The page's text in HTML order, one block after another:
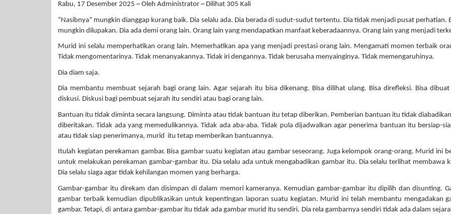
Rabu, 17 Desember 2025 ~ Oleh Administrator ~ Dilihat 305 Kali
“Nasibnya” mungkin dianggap kurang baik. Dia selalu ada. Dia berada di sudut-sudut tertentu. Dia tidak menjadi pusat perhatian.
mungkin dilupakan. Dia ada demi orang lain. Orang lain yang mendapatkan manfaat keberadaannya. Orang lain yang menjadi
Murid ini selalu memperhatikan orang lain. Memerhatikan apa yang menjadi prestasi orang lain. Mengamati momen terbaik
Tidak mengomentarinya. Tidak menanyakannya. Tidak iri dengannya. Tidak berusaha menyainginya. Tidak memengaruhinya.
Dia diam saja.
Dia membantu membuat sejarah bagi orang lain. Agar sejarah itu bisa dikenang. Bisa dilihat ulang. Bisa direfleksi. Bisa dibuat
diskusi. Diskusi bagi pembuat sejarah itu sendiri atau bagi orang lain.
Bantuan itu tidak diminta secara langsung. Diminta atau tidak bantuan itu tetap diberikan. Pemberian bantuan itu tidak
diberitakan. Tidak ada yang memedulikannya. Tidak ada aba-aba. Tidak pula dijadwalkan agar penerima bantuan itu bersiap-
atau tidak siap penerimanya, murid itu tetap memberikan bantuannya.
Itulah kegiatan perekaman gambar. Bisa gambar suatu kegiatan atau gambar seseorang. Juga kelompok orang-orang. Murid ini
untuk melakukan perekaman gambar-gambar itu. Dia selalu ada untuk mengabadikan gambar itu. Dia selalu terlihat membawa
Dia selalu siaga agar tidak kehilangan momen yang berharga.
Gambar-gambar itu direkam dan disimpan di dalam memori kameranya. Kemudian gambar-gambar itu dipilih dan disunting.
gambar terbaik kemudian dipublikasikan untuk kepentingan laporan suatu kegiatan. Murid ini telah membantu mengadakan
gambar. Tetapi, di antara gambar-gambar itu tidak ada gambar murid itu sendiri. Dia rela gambarnya sendiri tidak ada dalam